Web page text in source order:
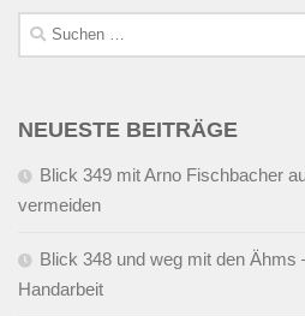
Suchen
nach:
NEUESTE BEITRÄGE
Blick 349 mit Arno Fischbacher
vermeiden
Blick 348 und weg mit den Ähms
Handarbeit